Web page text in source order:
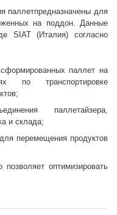
паллетпредназначены для
на поддон. Данные
SIAT (Италия) согласно
паллет на
по транспортировке
паллетайзера,
и склада;
перемещения продуктов
оптимизировать